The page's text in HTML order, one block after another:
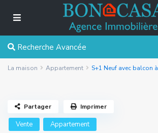
Recherche Avancée
La maison Appartement S+1 Neuf avec balcon
Vente Appartement
Partager Imprimer